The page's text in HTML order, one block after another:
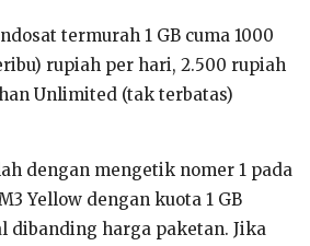
termurah 1 GB cuma 1000
rupiah per hari, 2.500 rupiah
Unlimited (tak terbatas)
dengan mengetik nomer 1 pada
Yellow dengan kuota 1 GB
dibanding harga paketan. Jika